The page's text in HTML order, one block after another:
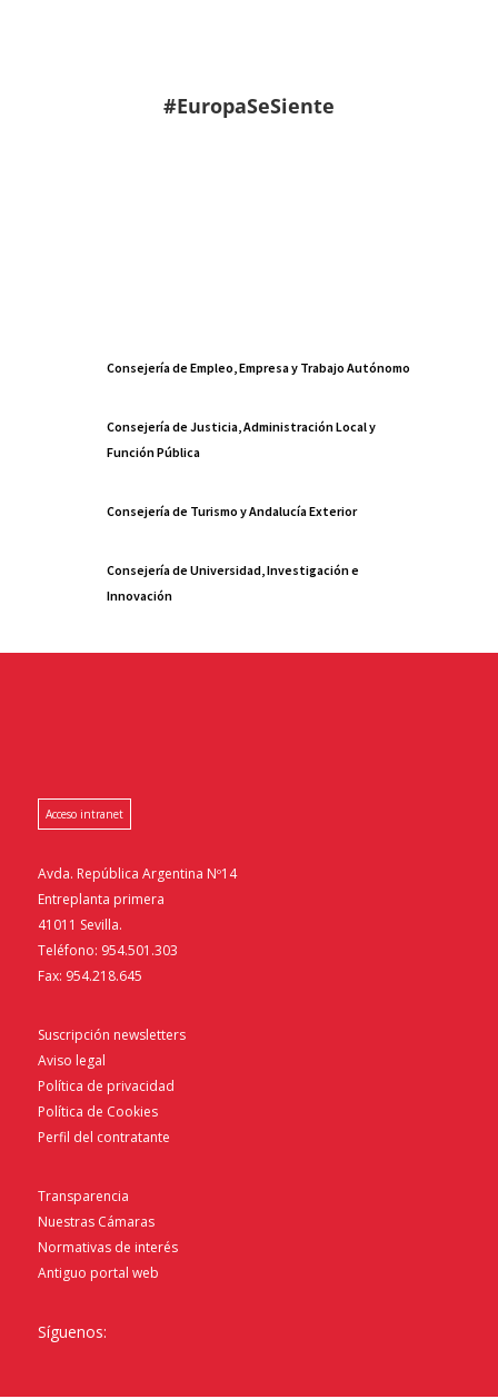
#EuropaSeSiente
Consejería de Empleo, Empresa y Trabajo Autónomo
Consejería de Justicia, Administración Local y
Función Pública
Consejería de Turismo y Andalucía Exterior
Consejería de Universidad, Investigación e
Innovación
Acceso intranet
Avda. República Argentina Nº14
Entreplanta primera
41011 Sevilla.
Teléfono: 954.501.303
Fax: 954.218.645
Suscripción newsletters
Aviso legal
Política de privacidad
Política de Cookies
Perfil del contratante
Transparencia
Nuestras Cámaras
Normativas de interés
Antiguo portal web
Síguenos: